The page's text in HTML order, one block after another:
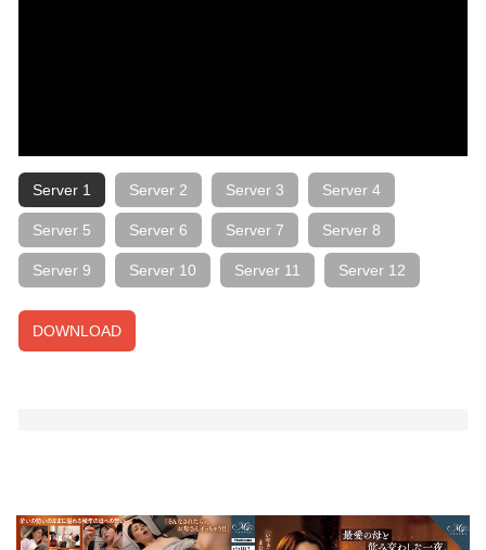
Server 1 Server 2 Server 3 Server 4
Server 5 Server 6 Server 7 Server 8
Server 9 Server 10 Server 11 Server 12
DOWNLOAD